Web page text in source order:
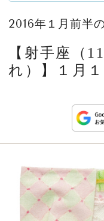
LIFESTYLE
CULTURE
COLLECTION
FORTUNE
2016年１月前半
【射手座（
れ）】１月